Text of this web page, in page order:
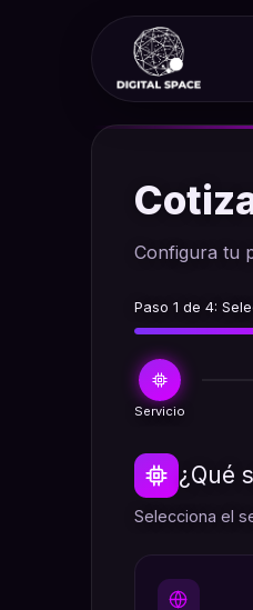
Configura tu
Paso 1 de 4:
Servicio
¿Qué
Selecciona el